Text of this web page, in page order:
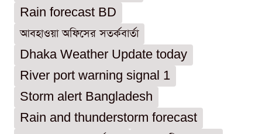
Rain forecast BD
আবহাওয়া অফিসের সতর্কবার্তা
Dhaka Weather Update today
River port warning signal 1
Storm alert Bangladesh
Rain and thunderstorm forecast